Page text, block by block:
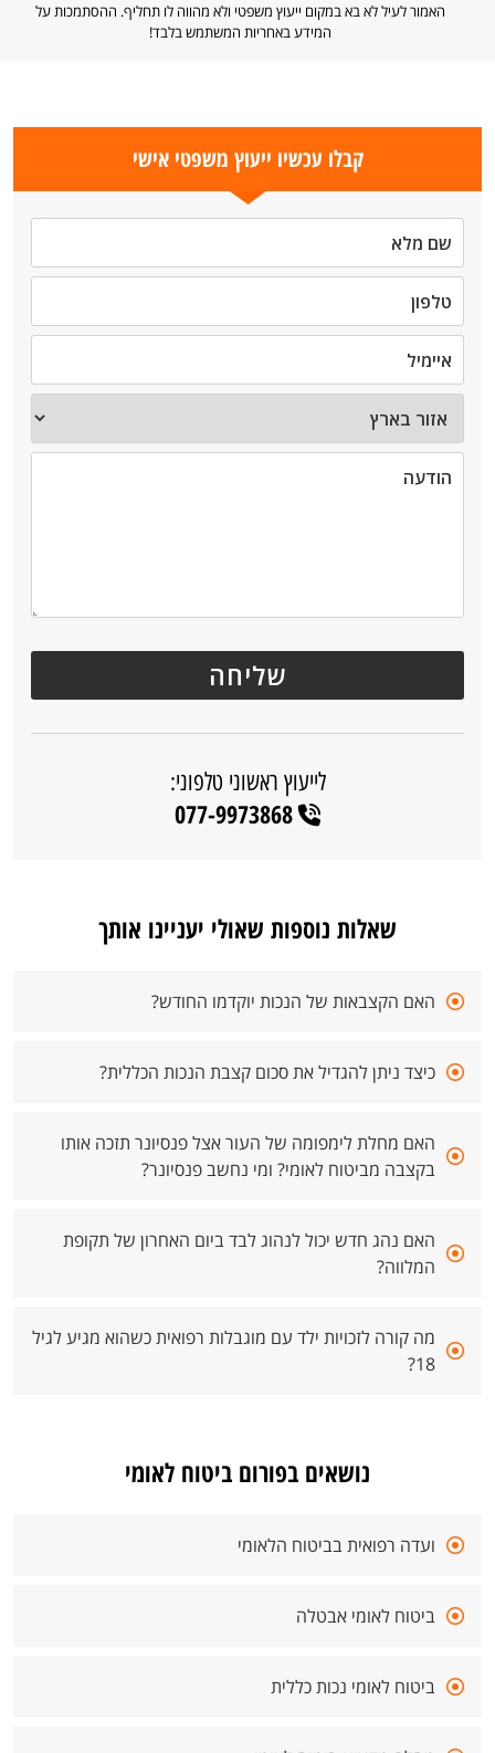
האמור לעיל לא בא במקום ייעוץ משפטי ולא מהווה לו תחליף. ההסתמכות על
המידע באחריות המשתמש בלבד!
קבלו עכשיו ייעוץ משפטי אישי
לייעוץ ראשוני טלפוני:
077-9973868
שאלות נוספות שאולי יעניינו אותך
האם הקצבאות של הנכות יוקדמו החודש?
כיצד ניתן להגדיל את סכום קצבת הנכות הכללית?
האם מחלת לימפומה של העור אצל פנסיונר תזכה אותו
בקצבה מביטוח לאומי? ומי נחשב פנסיונר?
האם נהג חדש יכול לנהוג לבד ביום האחרון של תקופת
המלווה?
מה קורה לזכויות ילד עם מוגבלות רפואית כשהוא מגיע לגיל
18?
נושאים בפורום ביטוח לאומי
ועדה רפואית בביטוח הלאומי
ביטוח לאומי אבטלה
ביטוח לאומי נכות כללית